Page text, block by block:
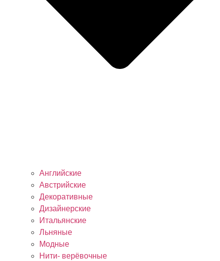
Английские
Австрийские
Декоративные
Дизайнерские
Итальянские
Льняные
Модные
Нити- верёвочные